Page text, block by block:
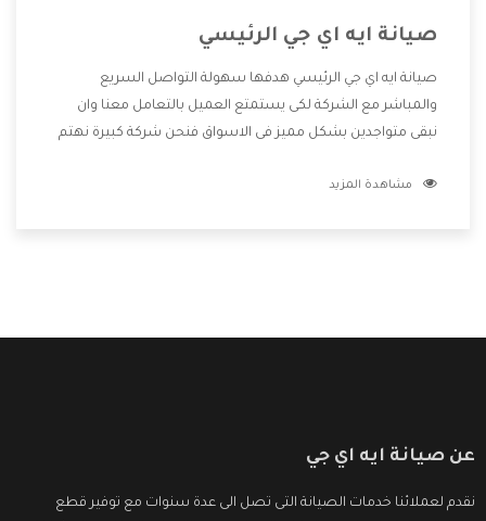
صيانة ايه اي جي الرئيسي
صيانة ايه اي جي الرئيسي هدفها سهولة التواصل السريع
والمباشر مع الشركة لكى يستمتع العميل بالتعامل معنا وان
نبقى متواجدين بشكل مميز فى الاسواق فنحن شركة كبيرة نهتم
الشركة بها والتى تكون منها خدمة الصيانة التى تكون من أهم
مشاهدة المزيد
عن صيانة ايه اي جي
نقدم لعملائنا خدمات الصيانة التى تصل الى عدة سنوات مع توفير قطع